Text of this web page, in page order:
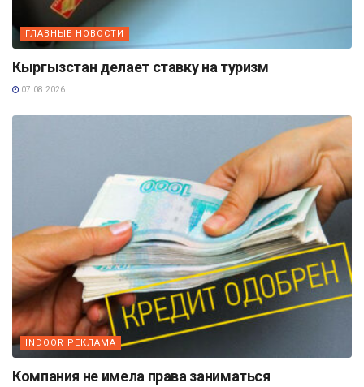
ГЛАВНЫЕ НОВОСТИ
Кыргызстан делает ставку на туризм
07.08.2026
INDOOR РЕКЛАМА
Компания не имела права заниматься